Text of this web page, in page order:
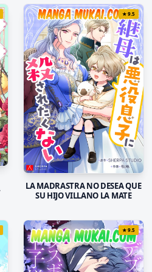
★9.5
LA MADRASTRA NO DESEA QUE
SU HIJO VILLANO LA MATE
★9.5